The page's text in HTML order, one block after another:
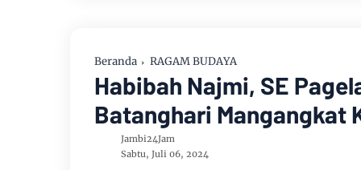
Beranda RAGAM BUDAYA
Habibah Najmi, SE
Batanghari Mangangkat
Jambi24Jam
Sabtu, Juli 06, 2024